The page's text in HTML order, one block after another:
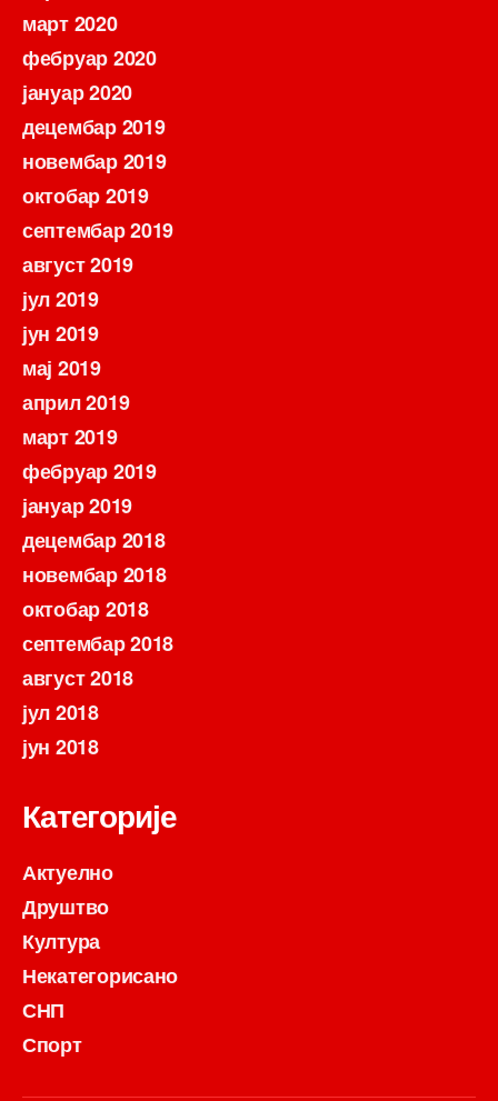
март 2020
фебруар 2020
јануар 2020
децембар 2019
новембар 2019
октобар 2019
септембар 2019
август 2019
јул 2019
јун 2019
мај 2019
април 2019
март 2019
фебруар 2019
јануар 2019
децембар 2018
новембар 2018
октобар 2018
септембар 2018
август 2018
јул 2018
јун 2018
Категорије
Актуелно
Друштво
Култура
Некатегорисано
СНП
Спорт